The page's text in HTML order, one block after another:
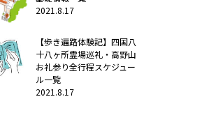
2021.8.17
【歩き遍路体験記】四国八
十八ヶ所霊場巡礼・高野山
お礼参り全行程スケジュー
ル一覧
2021.8.17